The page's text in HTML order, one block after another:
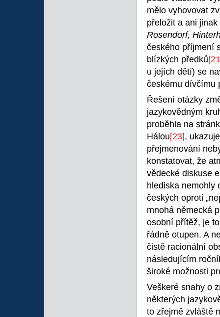
mělo vyhovovat
přeložit a ani
Rosendorf,
českého příjmení
blízkých předků
u jejích dětí) se
českému dívčímu
Řešení otázky
jazykovědným
proběhla na
Hálou[23],
přejmenování
konstatovat, že
vědecké diskuse
hlediska nemohly
českých oproti
mnohá německá
osobní přítěž, je
řádně otupen. A
čistě racionální
následujícím
široké možnosti
Veškeré snahy o
některých
to zřejmě zvláště